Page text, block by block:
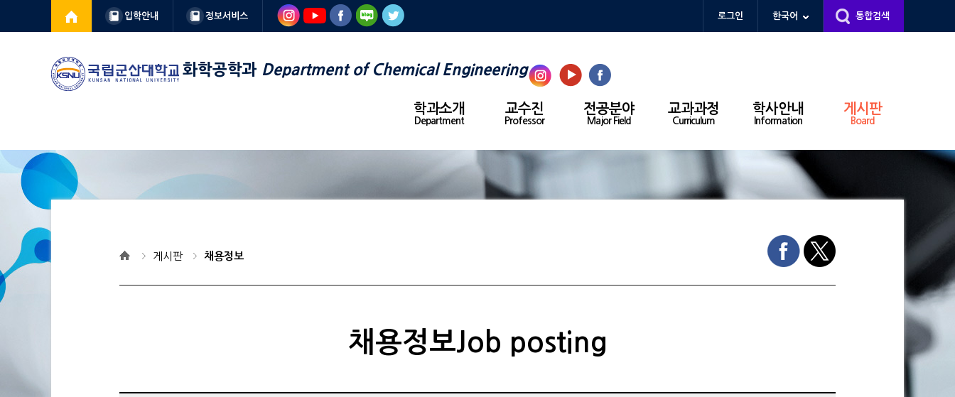
입학안내 정보서비스 로그인 한국어 통합검색
화학공학과 Department of Chemical Engineering
학과소개
Department
교수진
Professor
전공분야
Major Field
교과과정
Curriculum
학사안내
Information
게시판
Board
게시판 채용정보
채용정보Job posting